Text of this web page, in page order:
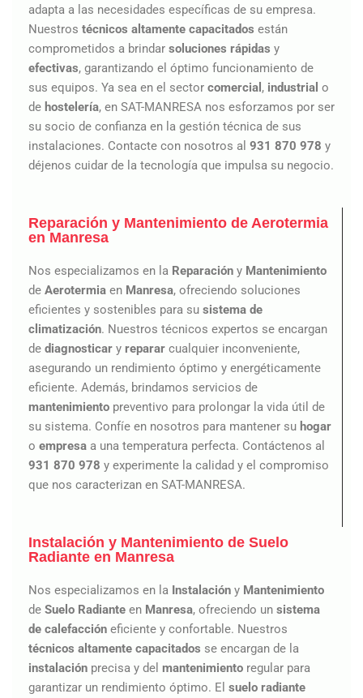
adapta a las necesidades específicas de su empresa.
Nuestros técnicos altamente capacitados están
comprometidos a brindar soluciones rápidas y
efectivas, garantizando el óptimo funcionamiento de
sus equipos. Ya sea en el sector comercial , industrial o
de hostelería, en SAT-MANRESA nos esforzamos por ser
su socio de confianza en la gestión técnica de sus
instalaciones. Contacte con nosotros al 931 870 978 y
déjenos cuidar de la tecnología que impulsa su negocio.
Reparación y Mantenimiento de Aerotermia
en Manresa
Nos especializamos en la Reparación y Mantenimiento
de Aerotermia en Manresa, ofreciendo soluciones
eficientes y sostenibles para su sistema de
climatización. Nuestros técnicos expertos se encargan
de diagnosticar y reparar cualquier inconveniente,
asegurando un rendimiento óptimo y energéticamente
eficiente. Además, brindamos servicios de
mantenimiento preventivo para prolongar la vida útil de
su sistema. Confíe en nosotros para mantener su hogar
o empresa a una temperatura perfecta. Contáctenos al
931 870 978 y experimente la calidad y el compromiso
que nos caracterizan en SAT-MANRESA.
Instalación y Mantenimiento de Suelo
Radiante en Manresa
Nos especializamos en la Instalación y Mantenimiento
de Suelo Radiante en Manresa, ofreciendo un sistema
de calefacción eficiente y confortable. Nuestros
técnicos altamente capacitados se encargan de la
instalación precisa y del mantenimiento regular para
garantizar un rendimiento óptimo. El suelo radiante